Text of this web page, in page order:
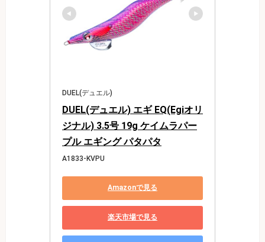
DUEL(デュエル)
DUEL(デュエル) エギ EQ(Egiオリ
ジナル) 3.5号 19g ケイムラパー
プル エギング パタパタ
A1833-KVPU
Amazonで見る
楽天市場で見る